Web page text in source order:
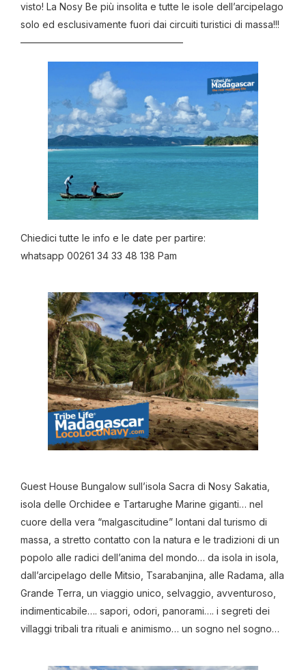
visto! La Nosy Be più insolita e tutte le isole dell’arcipelago
solo ed esclusivamente fuori dai circuiti turistici di massa!!!
—————————————————
Chiedici tutte le info e le date per partire:
whatsapp 00261 34 33 48 138 Pam
Guest House Bungalow sull’isola Sacra di Nosy Sakatia,
isola delle Orchidee e Tartarughe Marine giganti… nel
cuore della vera “malgascitudine” lontani dal turismo di
massa, a stretto contatto con la natura e le tradizioni di un
popolo alle radici dell’anima del mondo… da isola in isola,
dall’arcipelago delle Mitsio, Tsarabanjina, alle Radama, alla
Grande Terra, un viaggio unico, selvaggio, avventuroso,
indimenticabile…. sapori, odori, panorami…. i segreti dei
villaggi tribali tra rituali e animismo… un sogno nel sogno…